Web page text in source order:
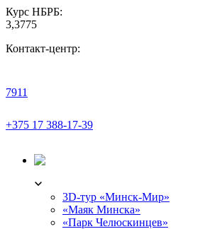
Курс НБРБ:
3,3775
Контакт-центр:
7911
+375 17 388-17-39
3D-тур «Минск-Мир»
«Маяк Минска»
«Парк Челюскинцев»